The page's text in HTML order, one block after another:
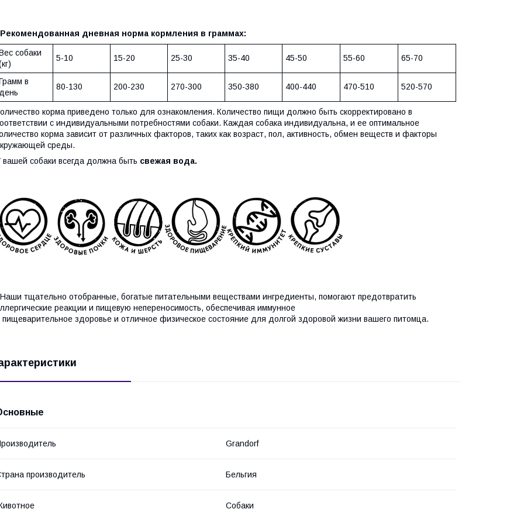
Рекомендованная дневная норма кормления в граммах:
собаки
5-10 15-20 25-30 35-40 45-50 55-60 65-70
в
день
80-130 200-230 270-300 350-380 400-440 470-510 520-570
корма приведено только для ознакомления. Количество пищи должно быть скорректировано в
с индивидуальными потребностями собаки. Каждая собака индивидуальна, и ее оптимальное
корма зависит от различных факторов, таких как возраст, пол, активность, обмен веществ и факторы
среды.
вашей собаки всегда должна быть свежая вода.
Наши тщательно отобранные, богатые питательными веществами ингредиенты, помогают предотвратить
реакции и пищевую непереносимость, обеспечивая иммунное
пищеварительное здоровье и отличное физическое состояние для долгой здоровой жизни вашего питомца.
Grandorf
производитель Бельгия
Собаки